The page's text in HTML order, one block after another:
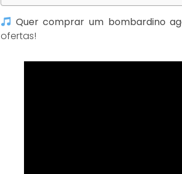
Quer comprar um bombardino
ofertas!